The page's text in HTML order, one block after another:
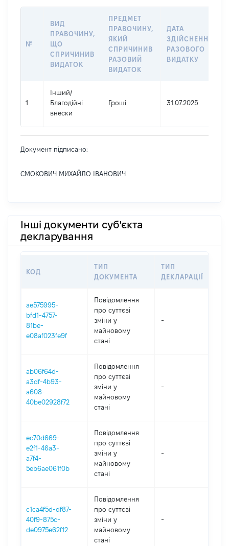
№
ВИД
ПРАВОЧИНУ,
ЩО
СПРИЧИНИВ
ВИДАТОК
ПРЕДМЕТ
ПРАВОЧИНУ,
ЯКИЙ
СПРИЧИНИВ
РАЗОВИЙ
ВИДАТОК
ДАТА
ЗДІЙСНЕННЯ
РАЗОВОГО
ВИДАТКУ
1
Інший/
Благодійні
внески
Гроші 31.07.2025
Документ підписано:
СМОКОВИЧ МИХАЙЛО ІВАНОВИЧ
Інші документи суб'єкта
декларування
КОД
ТИП
ДОКУМЕНТА
ТИП
ДЕКЛАРАЦІЇ
ae575995-
bfd1-4757-
81be-
e08af023fe9f
Повідомлення
про суттєві
зміни y
майновому
стані
-
ab06f64d-
a3df-4b93-
a608-
40be02928f72
Повідомлення
про суттєві
зміни y
майновому
стані
-
ec70d669-
e2f1-46a3-
a7f4-
5eb6ae061f0b
Повідомлення
про суттєві
зміни y
майновому
стані
-
c1ca4f5d-df87-
40f9-875c-
de0975e62f12
Повідомлення
про суттєві
зміни y
майновому
стані
-